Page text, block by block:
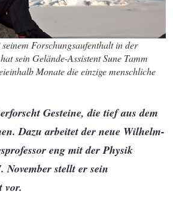
Forschungsaufenthalt in der
sein Gelände-Assistent Sune Tamm
Monate die einzige menschliche
Gesteine, die tief aus dem
Dazu arbeitet der neue Wilhelm-
eng mit der Physik
November stellt er sein
vor.